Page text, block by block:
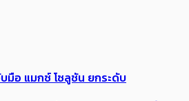
มือ แมกซ์ โซลูชัน ยกระดับ